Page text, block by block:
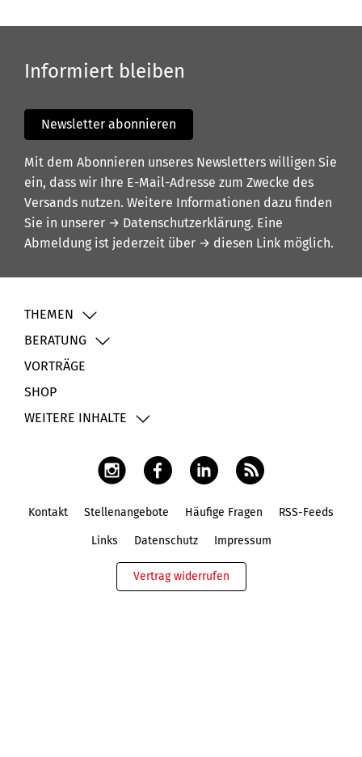
Informiert bleiben
Newsletter abonnieren
Mit dem Abonnieren unseres Newsletters willigen Sie
ein, dass wir Ihre E-Mail-Adresse zum Zwecke des
Versands nutzen. Weitere Informationen dazu finden
Sie in unserer → Datenschutzerklärung. Eine
Abmeldung ist jederzeit über → diesen Link möglich.
THEMEN
BERATUNG
VORTRÄGE
SHOP
WEITERE INHALTE
Kontakt Stellenangebote Häufige Fragen RSS-Feeds
Links Datenschutz Impressum
Vertrag widerrufen